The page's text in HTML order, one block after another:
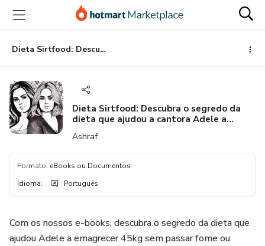
para
conteúdo
principal
para
pagamento
para
rodapé
Dieta Sirtfood: Descubra o segredo da dieta que ajudou a cantora Adele a emagrecer 45kg
Dieta Sirtfood: Descubra o segredo da
dieta que ajudou a cantora Adele a
Ashraf
Formato: eBooks ou Documentos
Idioma: Português
Com os nossos e-books, descubra o segredo da dieta que
ajudou Adele a emagrecer 45kg sem passar fome ou